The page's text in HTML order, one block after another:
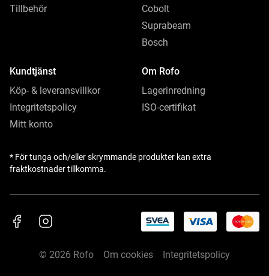
Tillbehör
Cobolt
Suprabeam
Bosch
Kundtjänst
Köp- & leveransvillkor
Integritetspolicy
Mitt konto
Om Rofo
Lagerinredning
ISO-certifikat
* För tunga och/eller skrymmande produkter kan extra
fraktkostnader tillkomma.
© 2026 Rofo Om cookies Integritetspolicy